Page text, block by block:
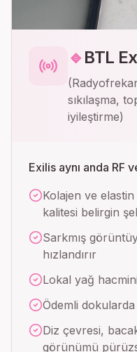
🔹 BTL
sıkılaşma,
iyileştirme)
Exilis aynı anda RF
Kolajen ve
kalitesi belirgin
Sarkmış
hızlandırır
Lokal yağ
Ödemli dokularda
Diz çevresi,
görünümü